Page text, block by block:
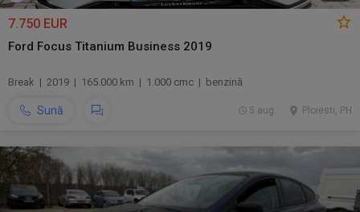
7.750 EUR
Ford Focus Titanium Business 2019
Break | 2019 | 165.000 km | 1.000 cmc | benzină
Sună Ploiesti, PH
5 aug.